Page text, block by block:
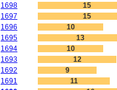
1698
15
1697
15
1696
10
1695
13
1694
10
1693
12
1692
9
1691
11